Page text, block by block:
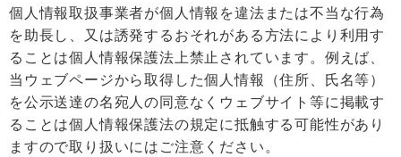
個人情報取扱事業者が個人情報を違法または不当な行為
を助長し、又は誘発するおそれがある方法により利用す
ることは個人情報保護法上禁止されています。例えば、
当ウェブページから取得した個人情報（住所、氏名等）
を公示送達の名宛人の同意なくウェブサイト等に掲載す
ることは個人情報保護法の規定に抵触する可能性があり
ますので取り扱いにはご注意ください。